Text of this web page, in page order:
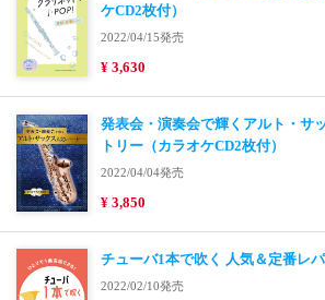
ケCD2枚付）
2022/04/15発売
¥ 3,630
発表会・演奏会で輝くアルト・サ
トリー（カラオケCD2枚付）
2022/04/04発売
¥ 3,850
チューバ1本で吹く 人気＆定番レ
2022/02/10発売